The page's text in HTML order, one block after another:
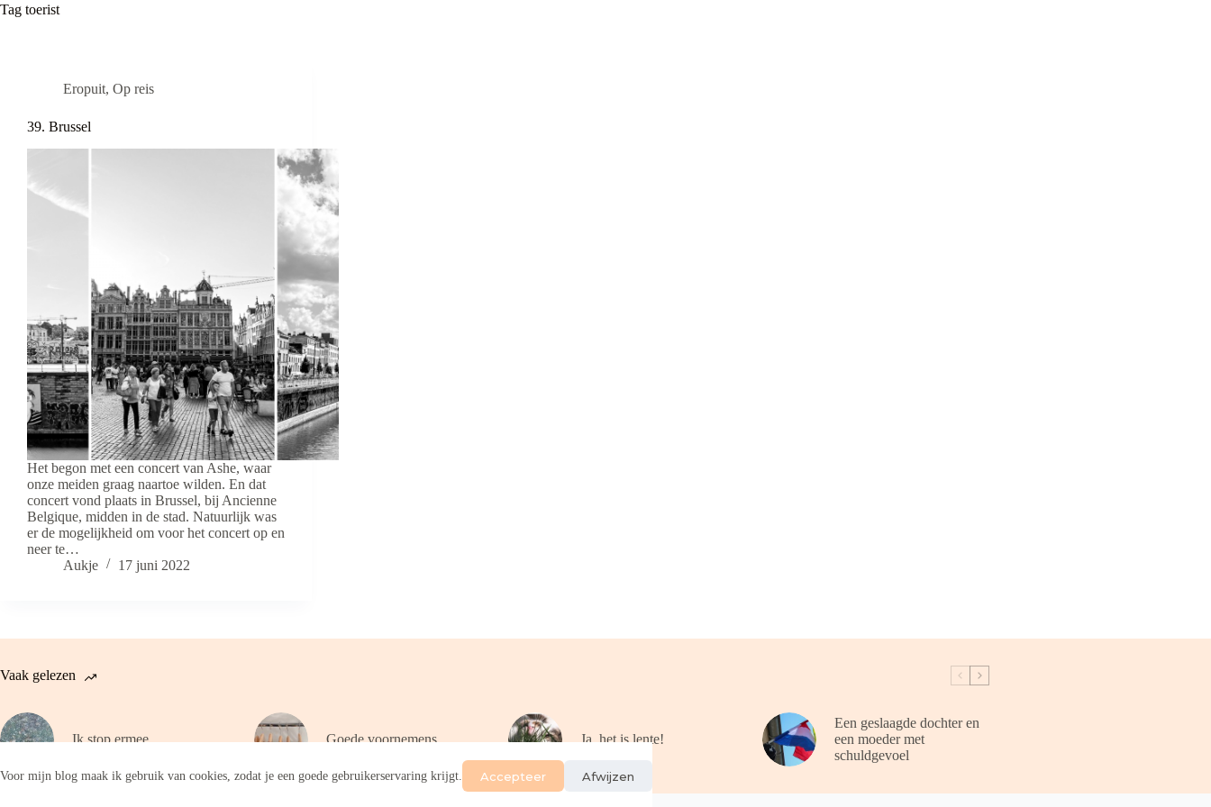
Voor mijn blog maak ik gebruik van cookies, zodat je een goede gebruikerservaring krijgt. Accepteer Afwijzen
Tag toerist
Eropuit, Op reis
39. Brussel
Het begon met een concert van Ashe, waar
onze meiden graag naartoe wilden. En dat
concert vond plaats in Brussel, bij Ancienne
Belgique, midden in de stad. Natuurlijk was
er de mogelijkheid om voor het concert op en
neer te…
Aukje
17 juni 2022
Vaak gelezen
Ik stop ermee Goede voornemens Ja, het is lente!
Een geslaagde dochter en
een moeder met
schuldgevoel